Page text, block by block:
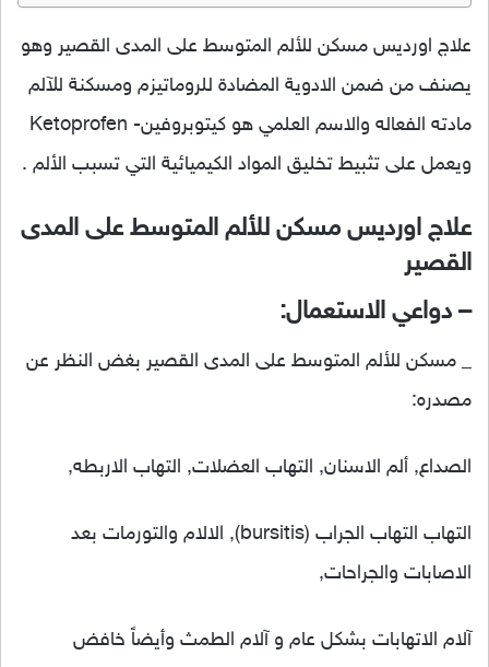
علاج اورديس مسكن للألم المتوسط على المدى القصير وهو
يصنف من ضمن الادوية المضادة للروماتيزم ومسكنة للآلم
مادته الفعاله والاسم العلمي هو كيتوبروفين- Ketoprofen
ويعمل على تثبيط تخليق المواد الكيميائية التي تسبب الألم .
علاج اورديس مسكن للألم المتوسط على المدى
القصير
– دواعي الاستعمال:
_ مسكن للألم المتوسط على المدى القصير بغض النظر عن
مصدره:
الصداع, ألم الاسنان, التهاب العضلات, التهاب الاربطه,
التهاب التهاب الجراب (bursitis), الالام والتورمات بعد
الاصابات والجراحات,
آلام الاتهابات بشكل عام و آلام الطمث وأيضاً خافض